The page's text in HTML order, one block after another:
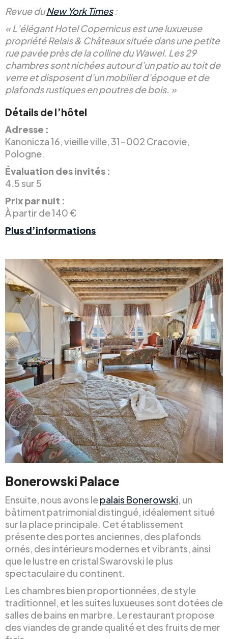
Revue duNew York Times:
« L’élégant Hotel Copernicus est une luxueuse
propriété Relais & Châteaux située dans une petite
rue pavée près de la colline du Wawel. Les 29
chambres sont nichées autour d’un patio au toit de
verre et disposent d’un mobilier d’époque et de
plafonds rustiques en poutres de bois. »
Détails de l’hôtel
Adresse :
Kanonicza 16, vieille ville, 31-002 Cracovie,
Pologne.
Évaluation des invités :
4.5 sur 5
Prix par nuit :
À partir de 140 €
Plus d’informations
Bonerowski Palace
Ensuite, nous avons lepalais Bonerowski, un
bâtiment patrimonial distingué, idéalement situé
sur la place principale. Cet établissement
présente des portes anciennes, des plafonds
ornés, des intérieurs modernes et vibrants, ainsi
que le lustre en cristal Swarovski le plus
spectaculaire du continent.
Les chambres bien proportionnées, de style
traditionnel, et les suites luxueuses sont dotées de
salles de bains en marbre. Le restaurant propose
des viandes de grande qualité et des fruits de mer